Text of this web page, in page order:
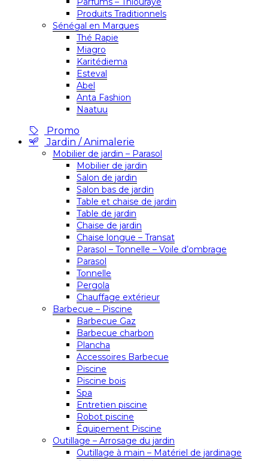
Produits Traditionnels
Sénégal en Marques
Thé Rapie
Miagro
Karitédiema
Esteval
Abel
Anta Fashion
Naatuu
Promo
Jardin / Animalerie
Mobilier de jardin – Parasol
Mobilier de jardin
Salon de jardin
Salon bas de jardin
Table et chaise de jardin
Table de jardin
Chaise de jardin
Chaise longue – Transat
Parasol – Tonnelle – Voile d’ombrage
Parasol
Tonnelle
Pergola
Chauffage extérieur
Barbecue – Piscine
Barbecue Gaz
Barbecue charbon
Plancha
Accessoires Barbecue
Piscine
Piscine bois
Spa
Entretien piscine
Robot piscine
Équipement Piscine
Outillage – Arrosage du jardin
Outillage à main – Matériel de jardinage